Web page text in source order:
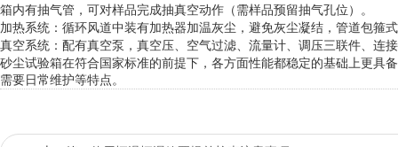
箱内有抽气管，可对样品完成抽真空动作（需样品预留抽气孔位）。
加热系统：循环风道中装有加热器加温灰尘，避免灰尘凝结，管道包箍
真空系统：配有真空泵，真空压、空气过滤、流量计、调压三联件、连
砂尘试验箱在符合国家标准的前提下，各方面性能都稳定的基础上更具
需要日常维护等特点。